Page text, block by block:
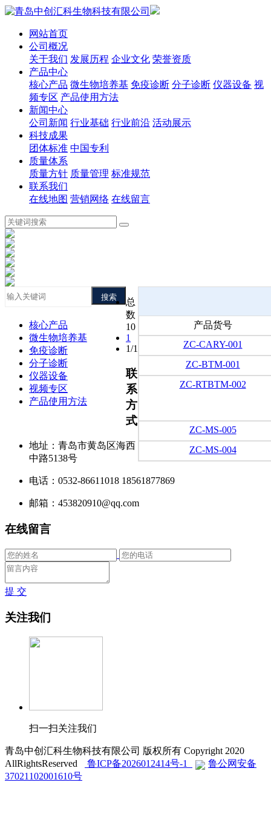
网站首页
公司概况
关于我们 发展历程 企业文化 荣誉资质
产品中心
核心产品 微生物培养基 免疫诊断 分子诊断 仪器设备 视
频专区 产品使用方法
新闻中心
公司新闻 行业基础 行业前沿 活动展示
科技成果
团体标准 中国专利
质量体系
质量方针 质量管理 标准规范
联系我们
在线地图 营销网络 在线留言
搜索
核心产品
微生物培养基
免疫诊断
分子诊断
仪器设备
视频专区
产品使用方法
产品货号
ZC-CARY-001
ZC-BTM-001
ZC-RTBTM-002
ZC-MS-005
ZC-MS-004
总
数
10
1
1/1
联
系
方
式
地址：青岛市黄岛区海西
中路5138号
电话：0532-86611018 18561877869
邮箱：453820910@qq.com
在线留言
提 交
关注我们
扫一扫关注我们
青岛中创汇科生物科技有限公司 版权所有 Copyright 2020
AllRightsReserved
鲁ICP备2026012414号-1
鲁公网安备
37021102001610号